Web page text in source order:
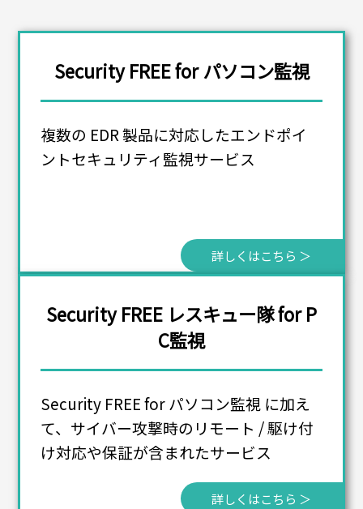
Security FREE for パソコン監視
複数の EDR 製品に対応したエンドポイ
ントセキュリティ監視サービス
詳しくはこちら ＞
Security FREE レスキュー隊 for P
C監視
Security FREE for パソコン監視 に加え
て、サイバー攻撃時のリモート / 駆け付
け対応や保証が含まれたサービス
詳しくはこちら ＞